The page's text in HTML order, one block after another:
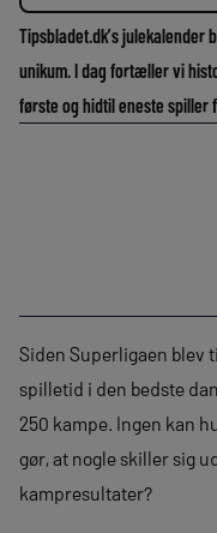
Tipsbladet.dk’s julekalender
unikum. I dag fortæller vi
første og hidtil eneste spiller
Siden Superligaen blev
spilletid i den bedste
250 kampe. Ingen kan
gør, at nogle skiller sig
kampresultater?